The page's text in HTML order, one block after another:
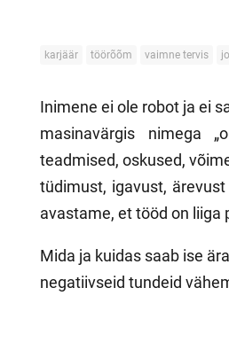
karjäär töörõõm vaimne tervis
Inimene ei ole robot ja ei
masinavärgis nimega
teadmised, oskused,
tüdimust, igavust,
avastame, et tööd on liiga
Mida ja kuidas saab ise
negatiivseid tundeid